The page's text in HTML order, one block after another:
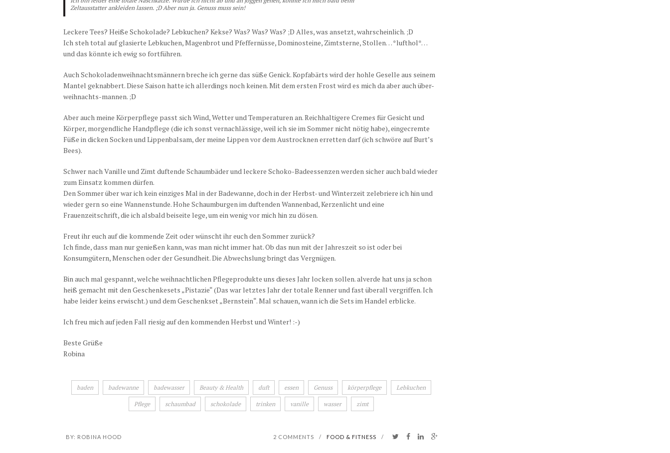
Zeltausstatter ankleiden lassen. ;D Aber nun ja. Genuss muss sein!
Leckere Tees? Heiße Schokolade? Lebkuchen? Kekse? Was? Was? Was? ;D Alles, was ansetzt, wahrscheinlich. ;D
Ich steh total auf glasierte Lebkuchen, Magenbrot und Pfeffernüsse, Dominosteine, Zimtsterne, Stollen… *lufthol*…
und das könnte ich ewig so fortführen.
Auch Schokoladenweihnachtsmännern breche ich gerne das süße Genick. Kopfabärts wird der hohle Geselle aus seinem
Mantel geknabbert. Diese Saison hatte ich allerdings noch keinen. Mit dem ersten Frost wird es mich da aber auch über-
weihnachts-mannen. ;D
Aber auch meine Körperpflege passt sich Wind, Wetter und Temperaturen an. Reichhaltigere Cremes für Gesicht und
Körper, morgendliche Handpflege (die ich sonst vernachlässige, weil ich sie im Sommer nicht nötig habe), eingecremte
Füße in dicken Socken und Lippenbalsam, der meine Lippen vor dem Austrocknen erretten darf (ich schwöre auf Burt’s
Bees).
Schwer nach Vanille und Zimt duftende Schaumbäder und leckere Schoko-Badeessenzen werden sicher auch bald wieder
zum Einsatz kommen dürfen.
Den Sommer über war ich kein einziges Mal in der Badewanne, doch in der Herbst- und Winterzeit zelebriere ich hin und
wieder gern so eine Wannenstunde. Hohe Schaumburgen im duftenden Wannenbad, Kerzenlicht und eine
Frauenzeitschrift, die ich alsbald beiseite lege, um ein wenig vor mich hin zu dösen.
Freut ihr euch auf die kommende Zeit oder wünscht ihr euch den Sommer zurück?
Ich finde, dass man nur genießen kann, was man nicht immer hat. Ob das nun mit der Jahreszeit so ist oder bei
Konsumgütern, Menschen oder der Gesundheit. Die Abwechslung bringt das Vergnügen.
Bin auch mal gespannt, welche weihnachtlichen Pflegeprodukte uns dieses Jahr locken sollen. alverde hat uns ja schon
heiß gemacht mit den Geschenkesets „Pistazie“ (Das war letztes Jahr der totale Renner und fast überall vergriffen. Ich
habe leider keins erwischt.) und dem Geschenkset „Bernstein“. Mal schauen, wann ich die Sets im Handel erblicke.
Ich freu mich auf jeden Fall riesig auf den kommenden Herbst und Winter! :-)
Beste Grüße
Robina
baden badewanne badewasser Beauty & Health duft essen Genuss körperpflege Lebkuchen
Pflege schaumbad schokolade trinken vanille wasser zimt
BY: ROBINA HOOD 2 COMMENTS / FOOD & FITNESS /